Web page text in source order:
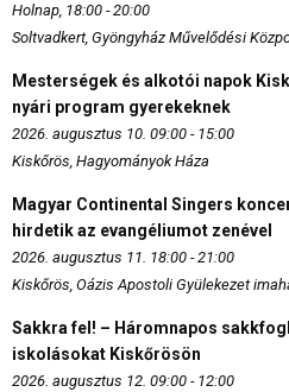
Holnap, 18:00 - 20:00
Soltvadkert, Gyöngyház Művelődési
Mesterségek és alkotói napok
nyári program gyerekeknek
2026. augusztus 10. 09:00 - 15:00
Kiskőrös, Hagyományok Háza
Magyar Continental Singers
hirdetik az evangéliumot zenével
2026. augusztus 11. 18:00 - 21:00
Kiskőrös, Oázis Apostoli Gyülekezet
Sakkra fel! – Háromnapos
iskolásokat Kiskőrösön
2026. augusztus 12. 09:00 - 12:00